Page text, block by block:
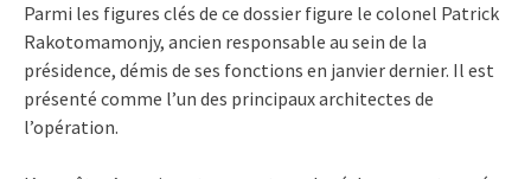
Parmi les figures clés de ce dossier figure le colonel Patrick
Rakotomamonjy, ancien responsable au sein de la
présidence, démis de ses fonctions en janvier dernier. Il est
présenté comme l’un des principaux architectes de
l’opération.